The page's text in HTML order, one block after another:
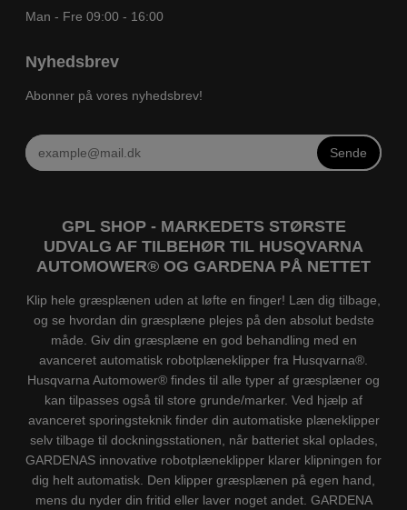
Man - Fre 09:00 - 16:00
Nyhedsbrev
Abonner på vores nyhedsbrev!
Sende
GPL SHOP - MARKEDETS STØRSTE
UDVALG AF TILBEHØR TIL HUSQVARNA
AUTOMOWER® OG GARDENA PÅ NETTET
Klip hele græsplænen uden at løfte en finger! Læn dig tilbage,
og se hvordan din græsplæne plejes på den absolut bedste
måde. Giv din græsplæne en god behandling med en
avanceret automatisk robotplæneklipper fra Husqvarna®.
Husqvarna Automower® findes til alle typer af græsplæner og
kan tilpasses også til store grunde/marker. Ved hjælp af
avanceret sporingsteknik finder din automatiske plæneklipper
selv tilbage til dockningsstationen, når batteriet skal oplades,
GARDENAS innovative robotplæneklipper klarer klipningen for
dig helt automatisk. Den klipper græsplænen på egen hand,
mens du nyder din fritid eller laver noget andet. GARDENA